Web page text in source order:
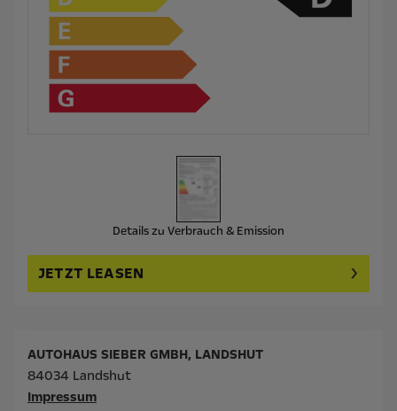
Details zu Verbrauch & Emission
JETZT LEASEN
AUTOHAUS SIEBER GMBH, LANDSHUT
84034 Landshut
Impressum